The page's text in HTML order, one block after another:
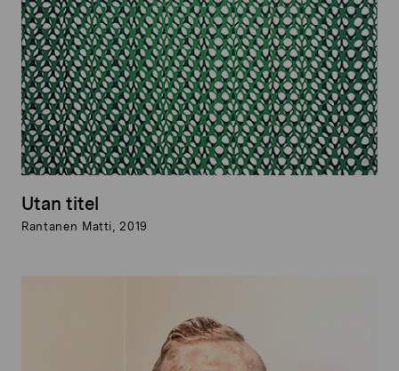
Utan titel
Rantanen Matti, 2019